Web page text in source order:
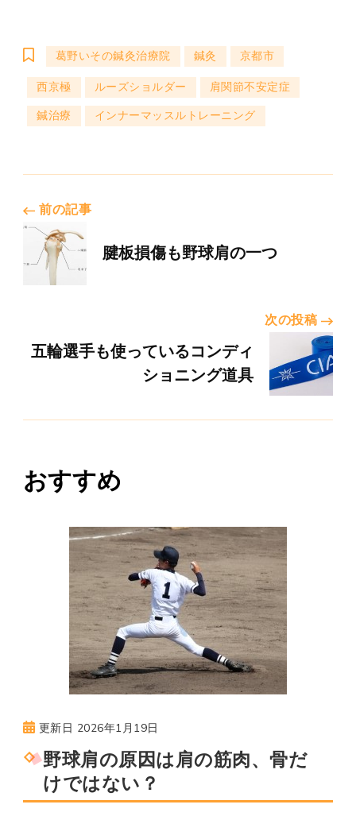
葛野いその鍼灸治療院 鍼灸 京都市
西京極 ルーズショルダー
肩関節不安定症
鍼治療
インナーマッスルトレーニング
投
稿
ビ
ゲ
ー
シ
前の記事
腱板損傷も野球肩の一つ
次の投稿
五輪選手も使っているコンディ
ショニング道具
おすすめ
更新日 2026年1月19日
野球肩の原因は肩の筋肉、骨だ
けではない？